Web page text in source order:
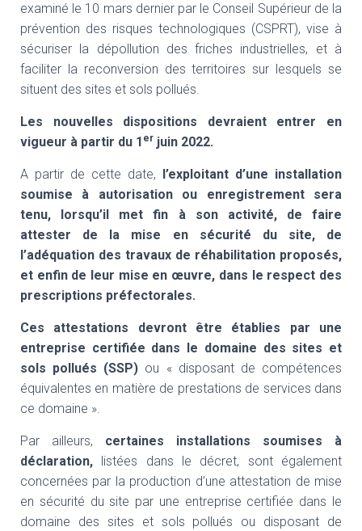
examiné le 10 mars dernier par le Conseil Supérieur de la
prévention des risques technologiques (CSPRT), vise à
sécuriser la dépollution des friches industrielles, et à
faciliter la reconversion des territoires sur lesquels se
situent des sites et sols pollués.
Les nouvelles dispositions devraient entrer en
vigueur à partir du 1 er juin 2022.
A partir de cette date,
l’exploitant d’une installation
soumise à autorisation ou enregistrement sera
tenu, lorsqu’il met fin à son activité, de faire
attester de la mise en sécurité du site, de
l’adéquation des travaux de réhabilitation proposés,
et enfin de leur mise en œuvre, dans le respect des
prescriptions préfectorales.
Ces attestations devront être établies par une
entreprise certifiée dans le domaine des sites et
sols pollués (SSP) ou « disposant de compétences
équivalentes en matière de prestations de services dans
ce domaine ».
Par ailleurs, certaines installations soumises à
déclaration, listées dans le décret, sont également
concernées par la production d’une attestation de mise
en sécurité du site par une entreprise certifiée dans le
domaine des sites et sols pollués ou disposant de